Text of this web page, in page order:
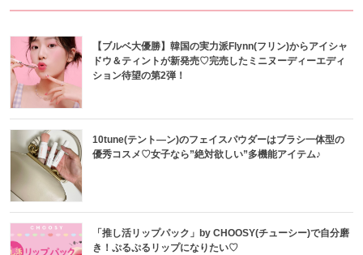
【ブルベ大優勝】韓国の実力派Flynn(フリン)からアイシャ
ドウ＆ティントが新発売♡完売したミニヌーディーエディ
ション待望の第2弾！
10tune(テント―ン)のフェイスパウダーはブラシ一体型の
優秀コスメ♡女子なら”絶対欲しい”多機能アイテム♪
「推し活リップパック」by CHOOSY(チューシー)で自分磨
き！ぷるぷるリップになりたい♡